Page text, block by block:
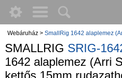
Webáruház > SmallRig 1642 alaplemez
SMALLRIG SRIG-
1642 alaplemez (Arri
kettős 15mm